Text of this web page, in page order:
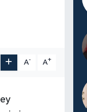
A- A+